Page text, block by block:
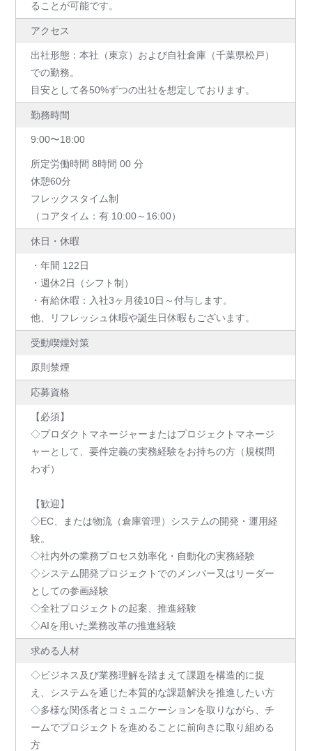
ることが可能です。
アクセス
出社形態：本社（東京）および自社倉庫（千葉県松戸）
での勤務。
目安として各50%ずつの出社を想定しております。
勤務時間
9:00〜18:00
所定労働時間 8時間 00 分
休憩60分
フレックスタイム制
（コアタイム：有 10:00～16:00）
休日・休暇
・年間 122日
・週休2日（シフト制）
・有給休暇：入社3ヶ月後10日～付与します。
他、リフレッシュ休暇や誕生日休暇もございます。
受動喫煙対策
原則禁煙
応募資格
【必須】
◇プロダクトマネージャーまたはプロジェクトマネージ
ャーとして、要件定義の実務経験をお持ちの方（規模問
わず）
【歓迎】
◇EC、または物流（倉庫管理）システムの開発・運用経
験。
◇社内外の業務プロセス効率化・自動化の実務経験
◇システム開発プロジェクトでのメンバー又はリーダー
としての参画経験
◇全社プロジェクトの起案、推進経験
◇AIを用いた業務改革の推進経験
求める人材
◇ビジネス及び業務理解を踏まえて課題を構造的に捉
え、システムを通じた本質的な課題解決を推進したい方
◇多様な関係者とコミュニケーションを取りながら、チ
ームでプロジェクトを進めることに前向きに取り組める
方